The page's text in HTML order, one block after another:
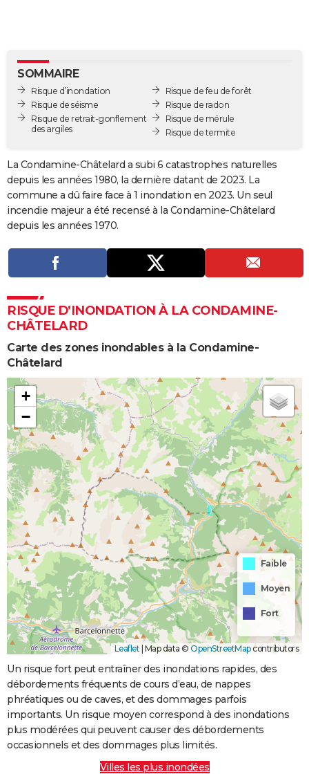
BONS PLANS
CARTE DE VOEUX
Carte de Noël
Carte Bonne année
Carte Saint-Valentin
Carte Pâques
Carte d'anniversaire
DICTIONNAIRE
COPAINS D'AVANT
S'inscrire
Se connecter
Lycées
Collèges
Primaires
Universités
Entreprises
Service militaire
Avis de recherche
AVIS DE DÉCÈS
SOMMAIRE
Risque d’inondation
Risque de séisme
Risque de retrait-gonflement
des argiles
Risque de feu de forêt
Risque de radon
Risque de mérule
Risque de termite
La Condamine-Châtelard a subi 6 catastrophes naturelles
depuis les années 1980, la dernière datant de 2023. La
commune a dû faire face à 1 inondation en 2023. Un seul
incendie majeur a été recensé à la Condamine-Châtelard
depuis les années 1970.
RISQUE D’INONDATION À LA CONDAMINE-
CHÂTELARD
Carte des zones inondables à la Condamine-
Châtelard
+
−
Faible
Moyen
Fort
Leaflet | Map data © OpenStreetMapcontributors
Un risque fort peut entraîner des inondations rapides, des
débordements fréquents de cours d’eau, de nappes
phréatiques ou de caves, et des dommages parfois
importants. Un risque moyen correspond à des inondations
plus modérées qui peuvent causer des débordements
occasionnels et des dommages plus limités.
Villes les plus inondées